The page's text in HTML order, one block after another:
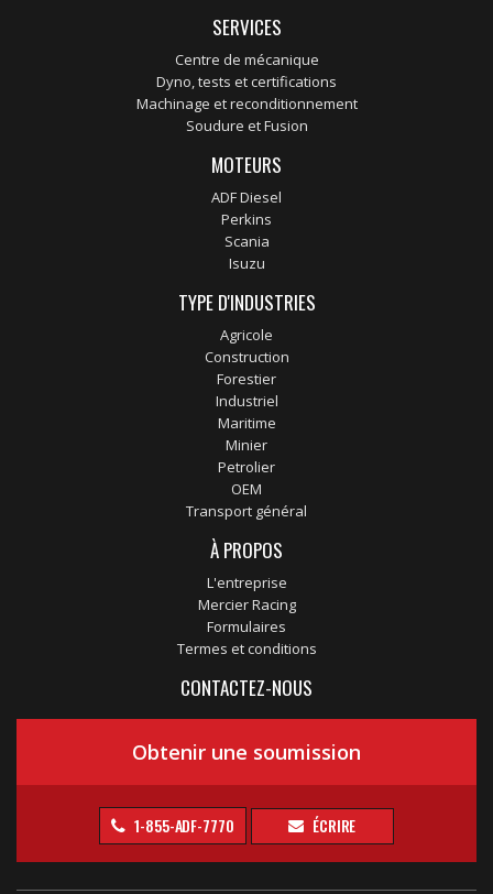
SERVICES
Centre de mécanique
Dyno, tests et certifications
Machinage et reconditionnement
Soudure et Fusion
MOTEURS
ADF Diesel
Perkins
Scania
Isuzu
TYPE D'INDUSTRIES
Agricole
Construction
Forestier
Industriel
Maritime
Minier
Petrolier
OEM
Transport général
À PROPOS
L'entreprise
Mercier Racing
Formulaires
Termes et conditions
CONTACTEZ-NOUS
Obtenir une soumission
1-855-ADF-7770 ÉCRIRE